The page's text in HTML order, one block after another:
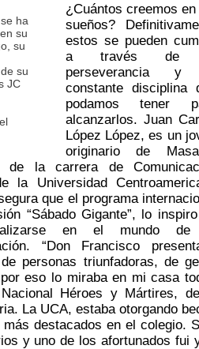
ha
su
su
su
JC
¿Cuántos creemos en
sueños?
estos se pueden
a través de
perseverancia
constante disciplina
podamos tener
alcanzarlos. Juan
López López, es un
originario de
de la carrera de
la Universidad
que el programa
“Sábado Gigante”, lo
en el mundo
“Don Francisco
personas triunfadoras, de
eso lo miraba en mi casa
Héroes y Mártires,
La UCA, estaba otorgando
destacados en el colegio.
y uno de los afortunados fui